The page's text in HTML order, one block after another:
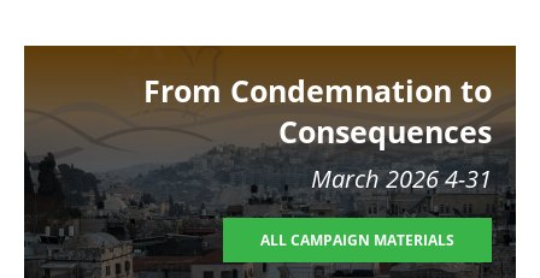
From Condemnation to
Consequences
4-31 March 2026
ALL CAMPAIGN MATERIALS